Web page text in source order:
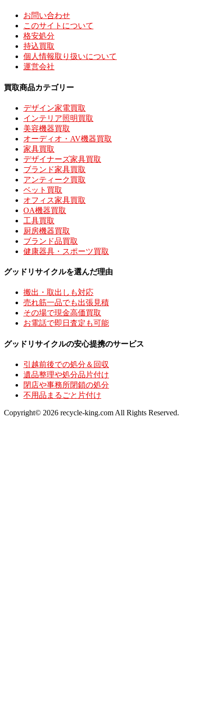
お問い合わせ
このサイトについて
格安処分
持込買取
個人情報取り扱いについて
運営会社
買取商品カテゴリー
デザイン家電買取
インテリア照明買取
美容機器買取
オーディオ・AV機器買取
家具買取
デザイナーズ家具買取
ブランド家具買取
アンティーク買取
ベット買取
オフィス家具買取
OA機器買取
工具買取
厨房機器買取
ブランド品買取
健康器具・スポーツ買取
グッドリサイクルを選んだ理由
搬出・取出しも対応
売れ筋一品でも出張見積
その場で現金高価買取
お電話で即日査定も可能
グッドリサイクルの安心提携のサービス
引越前後での処分＆回収
遺品整理や処分品片付け
閉店や事務所閉鎖の処分
不用品まるごと片付け
Copyright© 2026 recycle-king.com All Rights Reserved.